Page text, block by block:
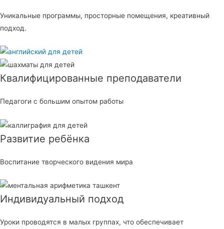
Уникальные программы, просторные помещения, креативный
подход.
Квалифицированные преподаватели
Педагоги с большим опытом работы
Развитие ребёнка
Воспитание творческого видения мира
Индивидуальный подход
Уроки проводятся в малых группах, что обеспечивает